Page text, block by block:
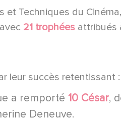
et Techniques du
21 trophées attribués
leur succès retentissant :
a remporté 10 César,
Deneuve.